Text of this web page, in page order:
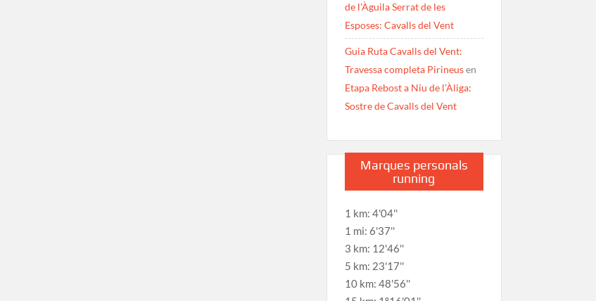
de l’Àguila Serrat de les
Esposes: Cavalls del Vent
Guia Ruta Cavalls del Vent:
Travessa completa Pirineusen
Etapa Rebost a Niu de l’Àliga:
Sostre de Cavalls del Vent
Marques personals
running
1 km: 4'04''
1 mi: 6'37''
3 km: 12'46''
5 km: 23'17''
10 km: 48'56''